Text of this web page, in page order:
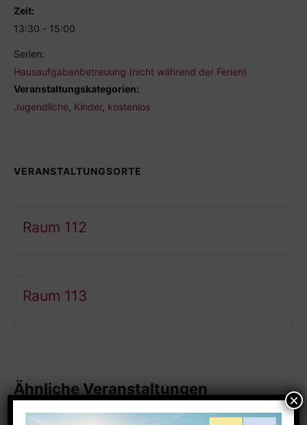
Zeit:
13:30 - 15:00
Serien:
Hausaufgabenbetreuung (nicht während der Ferien)
Veranstaltungskategorien:
Jugendliche Kinder, kostenlos
VERANSTALTUNGSORTE
Raum 112
Raum 113
Ähnliche Veranstaltungen